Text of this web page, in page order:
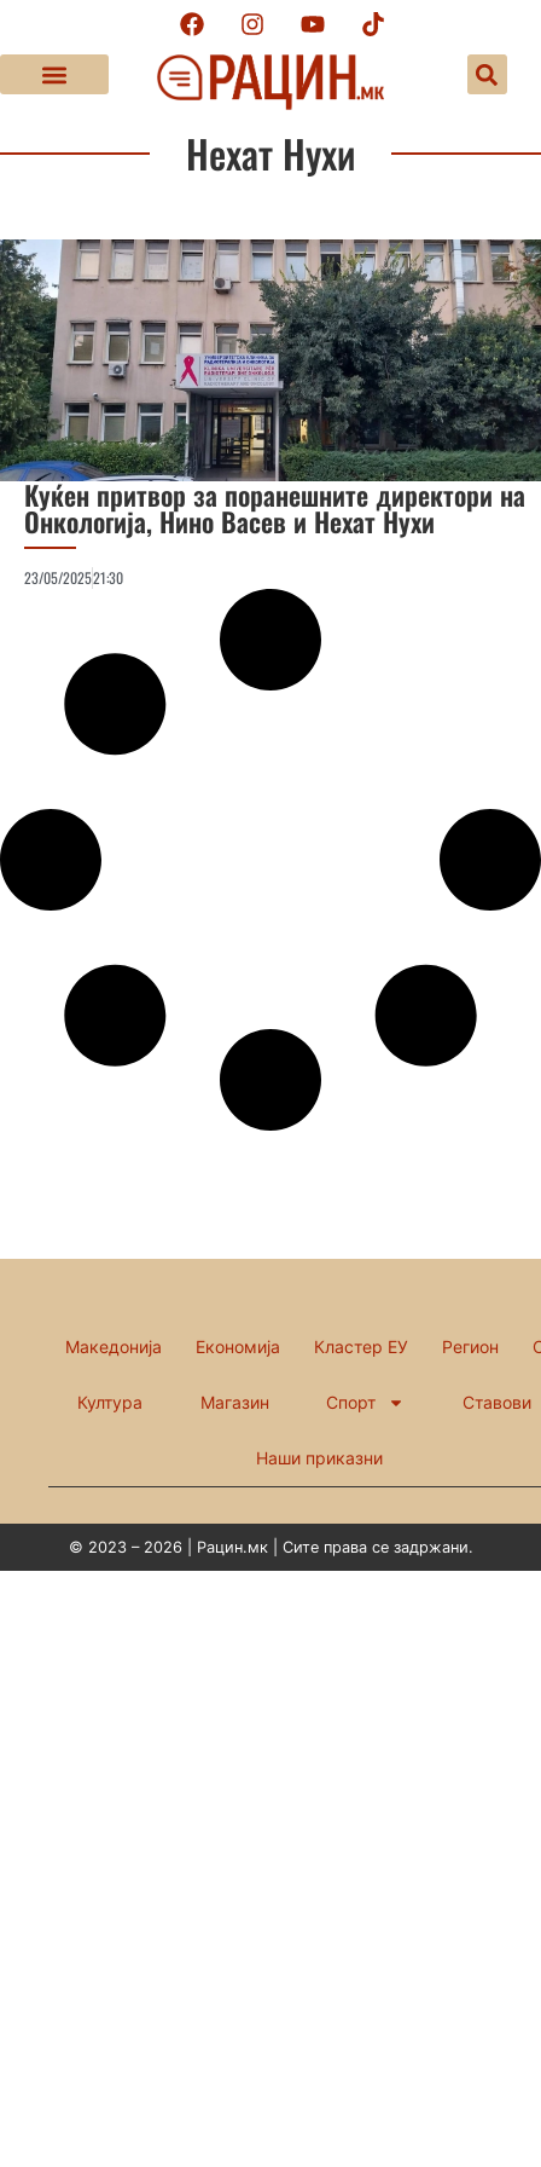
Нехат Нухи
Куќен притвор за поранешните директори на
Онкологија, Нино Васев и Нехат Нухи
23/05/202521:30
Македонија Економија Кластер ЕУ Регион
Култура Магазин Спорт Ставови
Наши приказни
© 2023 – 2026 | Рацин.мк | Сите права се задржани.